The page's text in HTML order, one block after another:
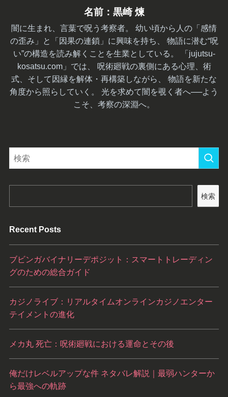
名前：黒崎 煉
闇に生まれ、言葉で呪う考察者。 幼い頃から人の「感情
の歪み」と「因果の連鎖」に興味を持ち、 物語に潜む“呪
い”の構造を読み解くことを生業としている。 「jujutsu-
kosatsu.com」では、 呪術廻戦の裏側にある心理、術
式、そして因縁を解体・再構築しながら、 物語を新たな
角度から照らしていく。 光を求めて闇を覗く者へ──よう
こそ、考察の深淵へ。
検索
Recent Posts
ブビンガバイナリーデポジット：スマートトレーディン
グのための総合ガイド
カジノライブ：リアルタイムオンラインカジノエンター
テイメントの進化
メカ丸 死亡：呪術廻戦における運命とその後
俺だけレベルアップな件 ネタバレ解説｜最弱ハンターか
ら最強への軌跡